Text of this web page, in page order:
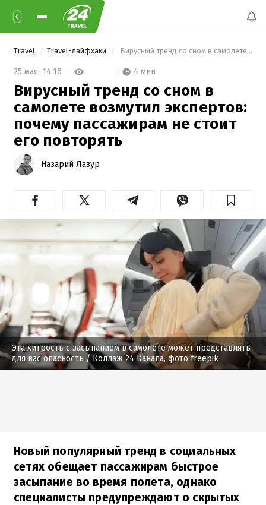
Travel Travel-лайфхаки Вирусный тренд со сном в самолете возмутил экспертов: почему пассажирам не стоит его повторять
25 мая, 14:16 4 мин
Вирусный тренд со сном в
самолете возмутил экспертов:
почему пассажирам не стоит
его повторять
Назарий Лазур
Эта хитрость с засыпанием в самолете может представлять
для вас опасность / Коллаж 24 Канала, фото freepik
Новый популярный тренд в социальных
сетях обещает пассажирам быстрое
засыпание во время полета, однако
специалисты предупреждают о скрытых